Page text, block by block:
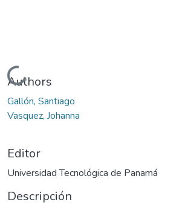
Cargando...
Authors
Gallón, Santiago
Vasquez, Johanna
Editor
Universidad Tecnológica de Panamá
Descripción